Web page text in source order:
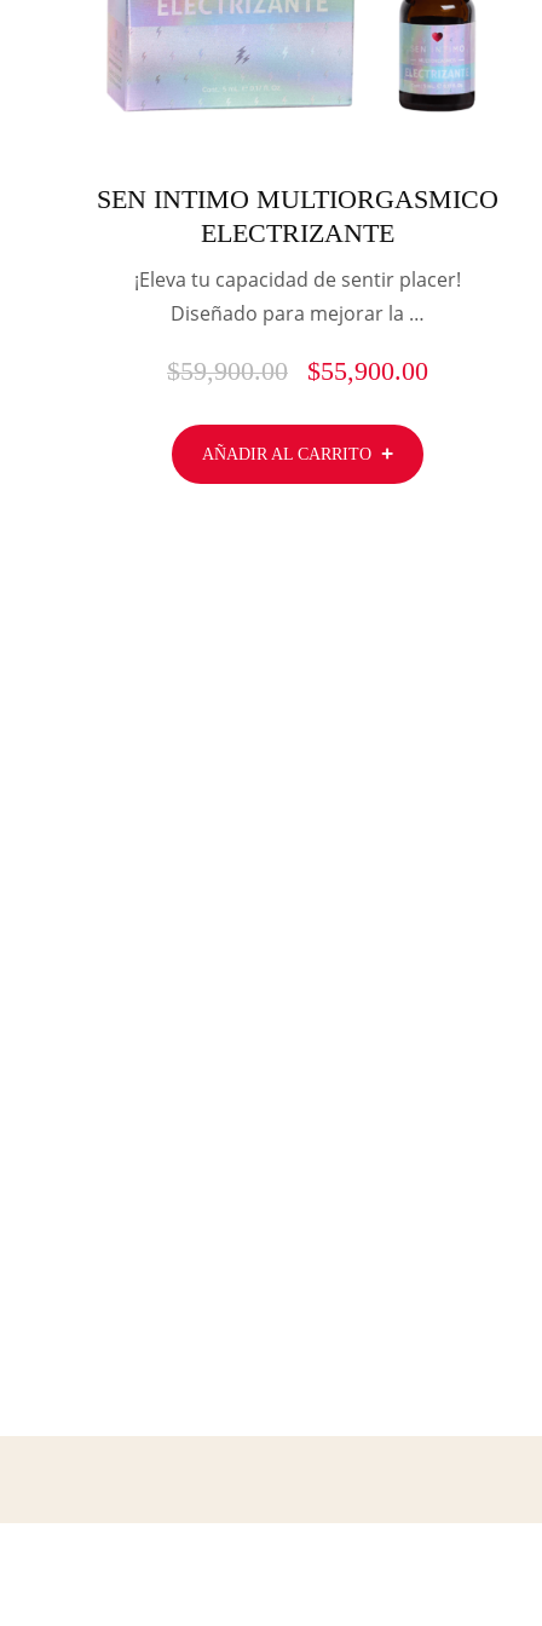
SEN INTIMO MULTIORGASMICO
ELECTRIZANTE
¡Eleva tu capacidad de sentir placer!
Diseñado para mejorar la …
$59,900.00 $55,900.00
AÑADIR AL CARRITO